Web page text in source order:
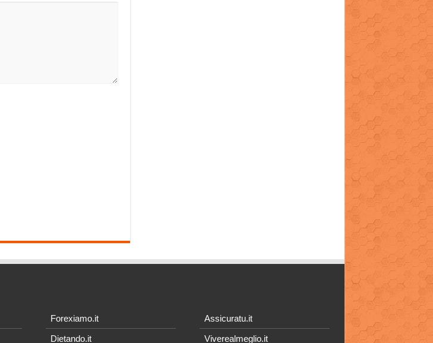
Forexiamo.it
Dietando.it
Assicuratu.it
Viverealmeglio.it